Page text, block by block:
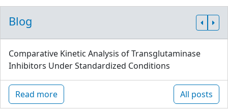
Blog
Comparative Kinetic Analysis of Transglutaminase
Inhibitors Under Standardized Conditions
Read more All posts